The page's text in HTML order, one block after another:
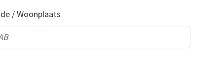
/ Woonplaats